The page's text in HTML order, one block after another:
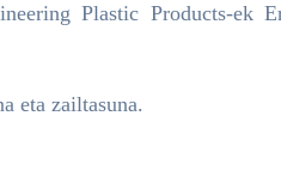
Plastic Products-ek
eta zailtasuna.